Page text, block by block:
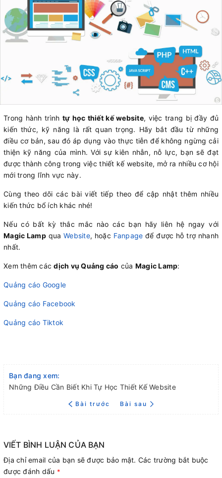
Trong hành trình tự học thiết kế website, việc trang bị đầy đủ
kiến thức, kỹ năng là rất quan trọng. Hãy bắt đầu từ những
điều cơ bản, sau đó áp dụng vào thực tiễn để không ngừng cải
thiện kỹ năng của mình. Với sự kiên nhẫn, nỗ lực, bạn sẽ đạt
được thành công trong việc thiết kế website, mở ra nhiều cơ hội
mới trong lĩnh vực này.
Cùng theo dõi các bài viết tiếp theo để cập nhật thêm nhiều
kiến thức bổ ích khác nhé!
Nếu có bất kỳ thắc mắc nào các bạn hãy liên hệ ngay với
Magic LampquaWebsite, hoặc Fanpageđể được hỗ trợ nhanh
nhất.
Xem thêm cácdịch vụ Quảng cáo của Magic Lamp:
Quảng cáo Google
Quảng cáo Facebook
Quảng cáo Tiktok
Bạn đang xem:
Những Điều Cần Biết Khi Tự Học Thiết Kế Website
Bài trước Bài sau
VIẾT BÌNH LUẬN CỦA BẠN
Địa chỉ email của bạn sẽ được bảo mật. Các trường bắt buộc
được đánh dấu *